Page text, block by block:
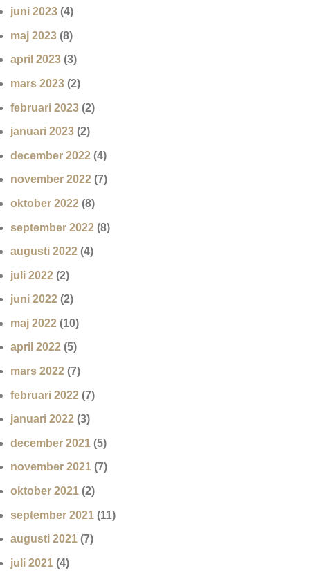
juni 2023 (4)
maj 2023 (8)
april 2023 (3)
mars 2023 (2)
februari 2023 (2)
januari 2023 (2)
december 2022 (4)
november 2022 (7)
oktober 2022 (8)
september 2022 (8)
augusti 2022 (4)
juli 2022 (2)
juni 2022 (2)
maj 2022 (10)
april 2022 (5)
mars 2022 (7)
februari 2022 (7)
januari 2022 (3)
december 2021 (5)
november 2021 (7)
oktober 2021 (2)
september 2021 (11)
augusti 2021 (7)
juli 2021 (4)